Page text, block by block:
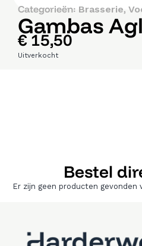
Categorieën: Brasserie,
Gambas
€15,50
Uitverkocht
Bestel
Er zijn geen producten gevonden